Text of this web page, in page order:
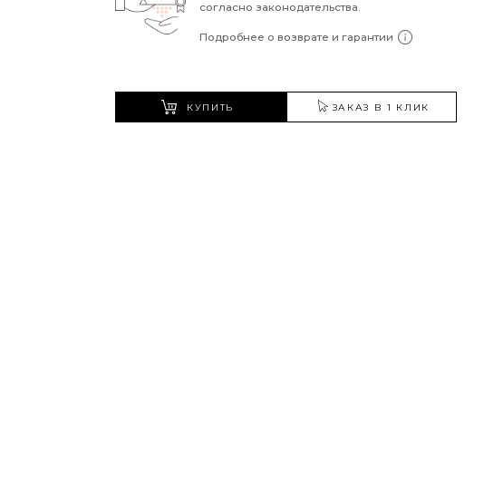
согласно законодательства.
Подробнее о возврате и гарантии
КУПИТЬ ЗАКАЗ В 1 КЛИК